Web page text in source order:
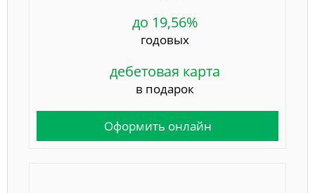
до 19,56%
годовых
дебетовая карта
в подарок
Оформить онлайн